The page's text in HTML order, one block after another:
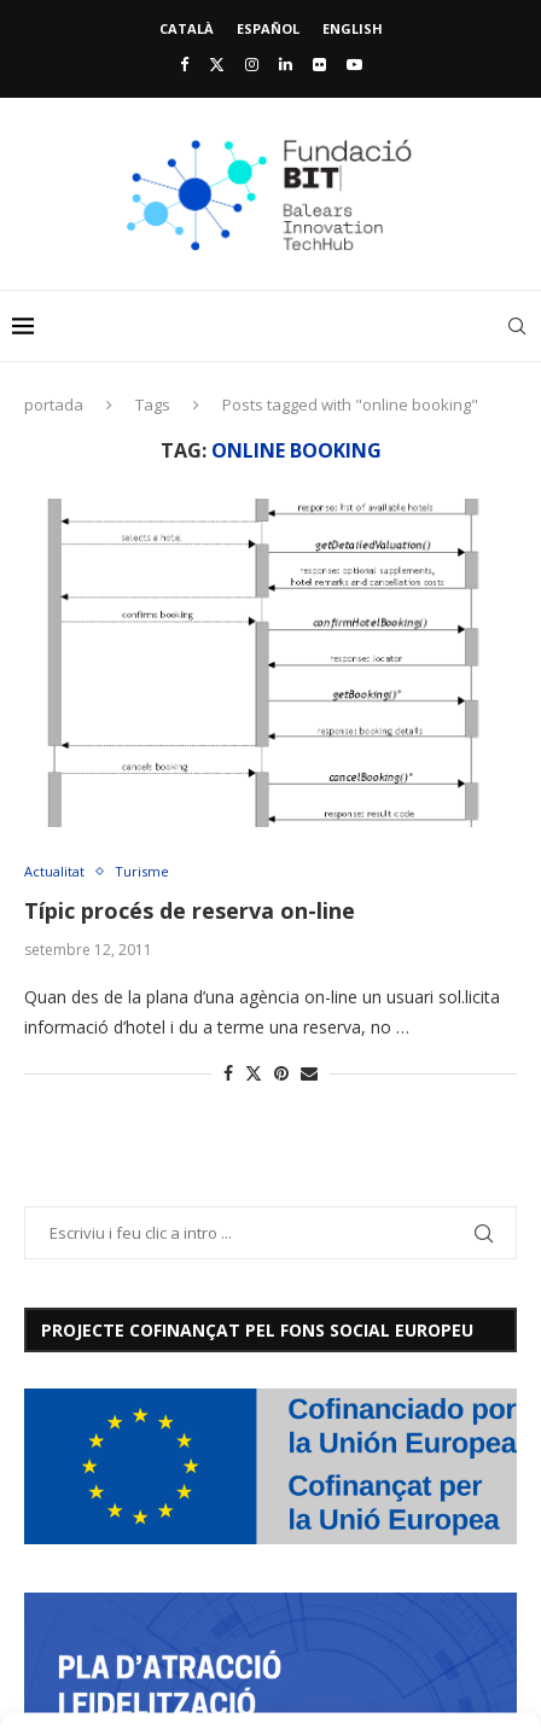
CATALÀ ESPAÑOL ENGLISH
portada Tags Posts tagged with "online booking"
TAG: ONLINE BOOKING
Actualitat Turisme
Típic procés de reserva on-line
setembre 12, 2011
Quan des de la plana d’una agència on-line un usuari sol.licita
informació d’hotel i du a terme una reserva, no …
PROJECTE COFINANÇAT PEL FONS SOCIAL EUROPEU